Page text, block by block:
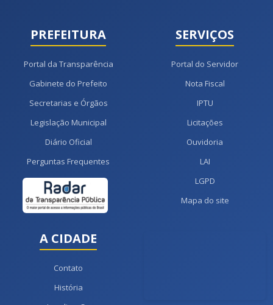
PREFEITURA
Portal da Transparência
Gabinete do Prefeito
Secretarias e Órgãos
Legislação Municipal
Diário Oficial
Perguntas Frequentes
SERVIÇOS
Portal do Servidor
Nota Fiscal
IPTU
Licitações
Ouvidoria
LAI
LGPD
Mapa do site
A CIDADE
Contato
História